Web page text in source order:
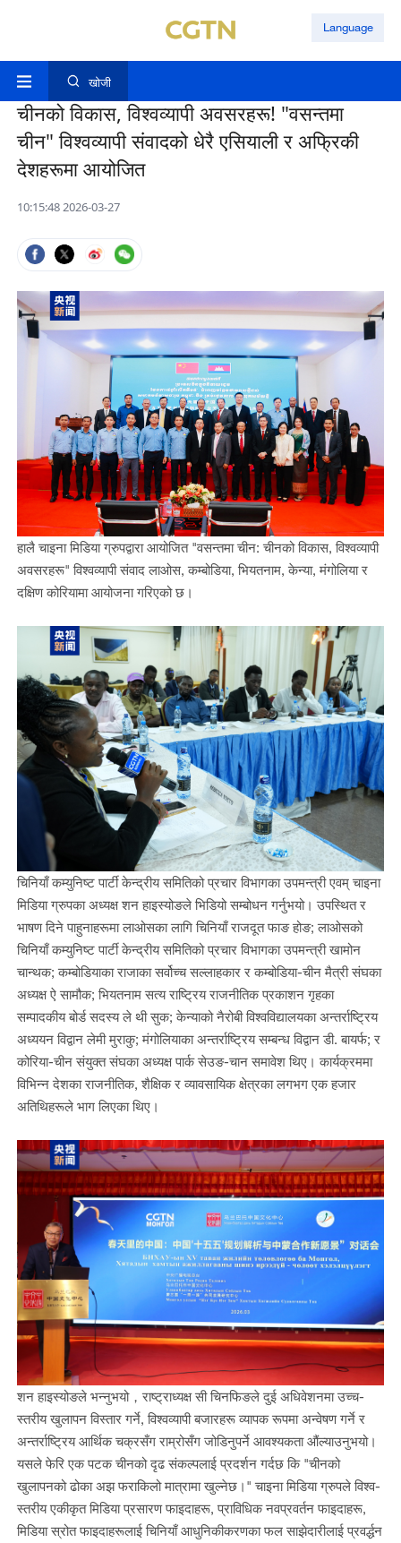
Language
खोजी
चीनको विकास, विश्वव्यापी अवसरहरू! "वसन्तमा
चीन" विश्वव्यापी संवादको धेरै एसियाली र अफ्रिकी
देशहरूमा आयोजित
10:15:48 2026-03-27
हालै चाइना मिडिया ग्रुपद्वारा आयोजित "वसन्तमा चीन: चीनको विकास, विश्वव्यापी
अवसरहरू" विश्वव्यापी संवाद लाओस, कम्बोडिया, भियतनाम, केन्या, मंगोलिया र
दक्षिण कोरियामा आयोजना गरिएको छ।
चिनियाँ कम्युनिष्ट पार्टी केन्द्रीय समितिको प्रचार विभागका उपमन्त्री एवम् चाइना
मिडिया ग्रुपका अध्यक्ष शन हाइस्योङले भिडियो सम्बोधन गर्नुभयो। उपस्थित र
भाषण दिने पाहुनाहरूमा लाओसका लागि चिनियाँ राजदूत फाङ होङ; लाओसको
चिनियाँ कम्युनिष्ट पार्टी केन्द्रीय समितिको प्रचार विभागका उपमन्त्री खामोन
चान्थक; कम्बोडियाका राजाका सर्वोच्च सल्लाहकार र कम्बोडिया-चीन मैत्री संघका
अध्यक्ष ऐ सामौक; भियतनाम सत्य राष्ट्रिय राजनीतिक प्रकाशन गृहका
सम्पादकीय बोर्ड सदस्य ले थी सुक; केन्याको नैरोबी विश्वविद्यालयका अन्तर्राष्ट्रिय
अध्ययन विद्वान लेमी मुराकु; मंगोलियाका अन्तर्राष्ट्रिय सम्बन्ध विद्वान डी. बायर्फ; र
कोरिया-चीन संयुक्त संघका अध्यक्ष पार्क सेउङ-चान समावेश थिए। कार्यक्रममा
विभिन्न देशका राजनीतिक, शैक्षिक र व्यावसायिक क्षेत्रका लगभग एक हजार
अतिथिहरूले भाग लिएका थिए।
शन हाइस्योङले भन्नुभयो，राष्ट्राध्यक्ष सी चिनफिङले दुई अधिवेशनमा उच्च-
स्तरीय खुलापन विस्तार गर्ने, विश्वव्यापी बजारहरू व्यापक रूपमा अन्वेषण गर्ने र
अन्तर्राष्ट्रिय आर्थिक चक्रसँग राम्रोसँग जोडिनुपर्ने आवश्यकता औंल्याउनुभयो।
यसले फेरि एक पटक चीनको दृढ संकल्पलाई प्रदर्शन गर्दछ कि "चीनको
खुलापनको ढोका अझ फराकिलो मात्रामा खुल्नेछ।" चाइना मिडिया ग्रुपले विश्व-
स्तरीय एकीकृत मिडिया प्रसारण फाइदाहरू, प्राविधिक नवप्रवर्तन फाइदाहरू,
मिडिया स्रोत फाइदाहरूलाई चिनियाँ आधुनिकीकरणका फल साझेदारीलाई प्रवर्द्धन